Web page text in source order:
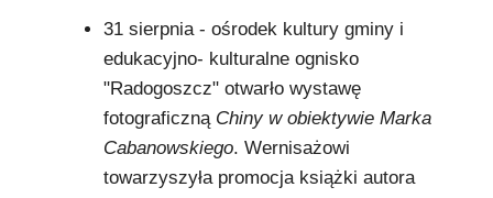
31 sierpnia - ośrodek kultury gminy i
edukacyjno- kulturalne ognisko
"Radogoszcz" otwarło wystawę
fotograficzną Chiny w obiektywie Marka
Cabanowskiego. Wernisażowi
towarzyszyła promocja książki autora